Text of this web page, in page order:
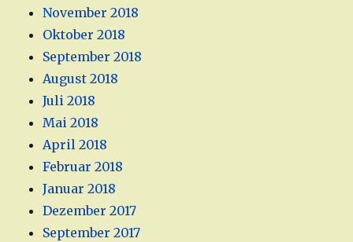
November 2018
Oktober 2018
September 2018
August 2018
Juli 2018
Mai 2018
April 2018
Februar 2018
Januar 2018
Dezember 2017
September 2017